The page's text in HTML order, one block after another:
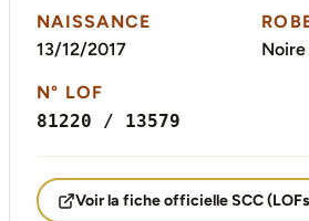
NAISSANCE
13/12/2017
Noire
N° LOF
81220 / 13579
Voir la fiche officielle SCC